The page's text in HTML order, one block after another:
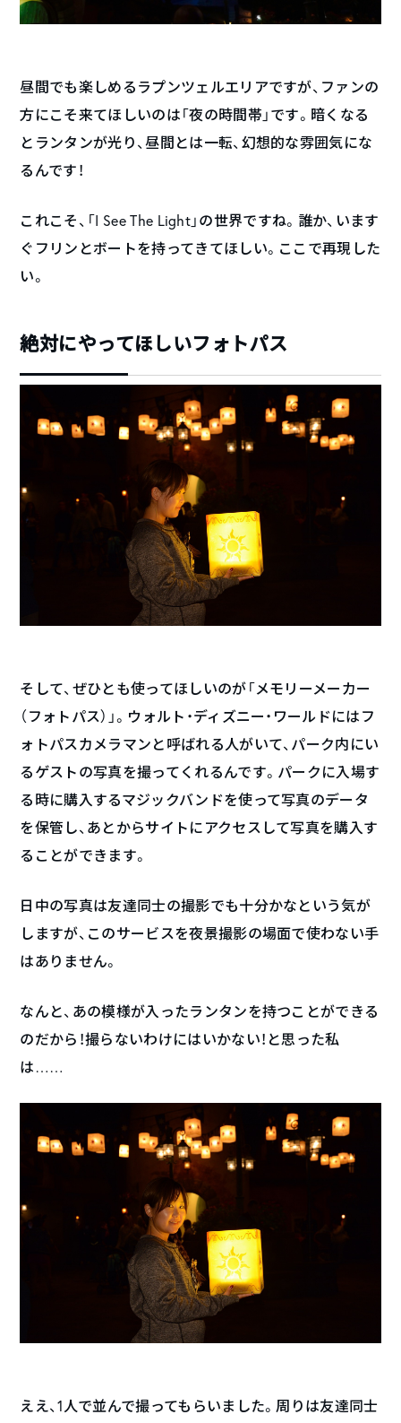
昼間でも楽しめるラプンツェルエリアですが、ファンの
方にこそ来てほしいのは「夜の時間帯」です。暗くなる
とランタンが光り、昼間とは一転、幻想的な雰囲気にな
るんです！
これこそ、「I See The Light」の世界ですね。誰か、います
ぐフリンとボートを持ってきてほしい。ここで再現した
い。
絶対にやってほしいフォトパス
そして、ぜひとも使ってほしいのが「メモリーメーカー
（フォトパス）」。ウォルト・ディズニー・ワールドにはフ
ォトパスカメラマンと呼ばれる人がいて、パーク内にい
るゲストの写真を撮ってくれるんです。パークに入場す
る時に購入するマジックバンドを使って写真のデータ
を保管し、あとからサイトにアクセスして写真を購入す
ることができます。
日中の写真は友達同士の撮影でも十分かなという気が
しますが、このサービスを夜景撮影の場面で使わない手
はありません。
なんと、あの模様が入ったランタンを持つことができる
のだから！撮らないわけにはいかない！と思った私
は……
ええ、1人で並んで撮ってもらいました。周りは友達同士